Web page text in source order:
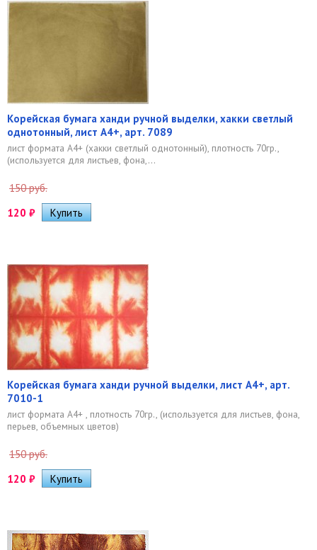
Корейская бумага ханди ручной выделки, хакки светлый
однотонный, лист А4+, арт. 7089
лист формата А4+ (хакки светлый однотонный), плотность 70гр.,
(используется для листьев, фона,...
150 руб.
120 ₽
Корейская бумага ханди ручной выделки, лист А4+, арт.
7010-1
лист формата А4+ , плотность 70гр., (используется для листьев, фона,
перьев, объемных цветов)
150 руб.
120 ₽